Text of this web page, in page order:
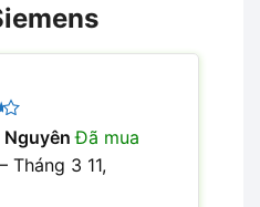
NguyênĐã mua
– Tháng 3 11,